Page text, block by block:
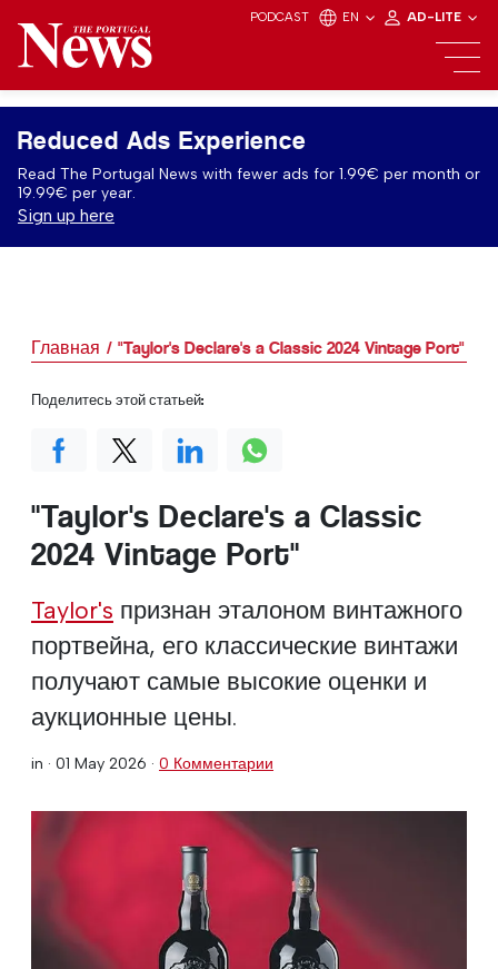
PODCAST EN AD-LITE
Reduced Ads Experience
Read The Portugal News with fewer ads for 1.99€ per month or
19.99€ per year.
Sign up here
Главная "Taylor's Declare's a Classic 2024 Vintage Port"
"Taylor's Declare's a Classic
2024 Vintage Port"
Taylor's признан эталоном винтажного
портвейна, его классические винтажи
получают самые высокие оценки и
аукционные цены.
in · 01 May 2026 · 0 Комментарии
Поделитесь этой статьей: